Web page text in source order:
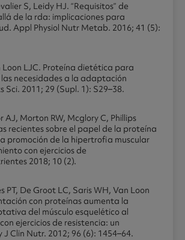
S, Leidy HJ. “Requisitos” de
de la rda: implicaciones para
Appl Physiol Nutr Metab. 2016; 41 (5):
Loon LJC. Proteína dietética para
necesidades a la adaptación
Sci. 2011; 29 (Supl. 1): S29–38.
AJ, Morton RW, Mcglory C, Phillips
recientes sobre el papel de la proteína
promoción de la hipertrofia muscular
con ejercicios de
2018; 10 (2).
PT, De Groot LC, Saris WH, Van Loon
con proteínas aumenta la
del músculo esquelético al
ejercicios de resistencia: un
J Clin Nutr. 2012; 96 (6): 1454–64.